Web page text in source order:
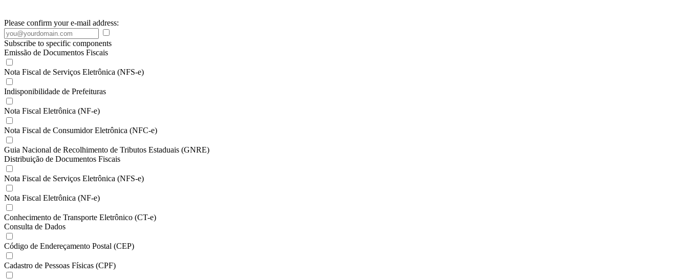
Please confirm your e-mail address:
Subscribe to specific components
Emissão de Documentos Fiscais
Nota Fiscal de Serviços Eletrônica (NFS-e)
Indisponibilidade de Prefeituras
Nota Fiscal Eletrônica (NF-e)
Nota Fiscal de Consumidor Eletrônica (NFC-e)
Guia Nacional de Recolhimento de Tributos Estaduais (GNRE)
Distribuição de Documentos Fiscais
Nota Fiscal de Serviços Eletrônica (NFS-e)
Nota Fiscal Eletrônica (NF-e)
Conhecimento de Transporte Eletrônico (CT-e)
Consulta de Dados
Código de Endereçamento Postal (CEP)
Cadastro de Pessoas Físicas (CPF)